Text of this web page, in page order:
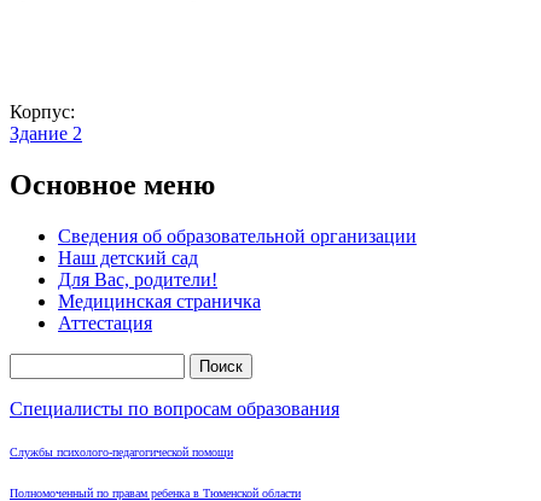
Корпус:
Здание 2
Основное меню
Сведения об образовательной организации
Наш детский сад
Для Вас, родители!
Медицинская страничка
Аттестация
Специалисты по вопросам образования
Службы психолого-педагогической помощи
Полномоченный по правам ребенка в Тюменской области